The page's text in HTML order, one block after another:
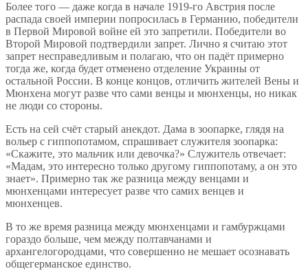
Более того — даже когда в начале 1919-го Австрия после
распада своей империи попросилась в Германию, победители
в Первой Мировой войне ей это запретили. Победители во
Второй Мировой подтвердили запрет. Лично я считаю этот
запрет несправедливым и полагаю, что он падёт примерно
тогда же, когда будет отменено отделение Украины от
остальной России. В конце концов, отличить жителей Вены и
Мюнхена могут разве что сами венцы и мюнхенцы, но никак
не люди со стороны.
Есть на сей счёт старый анекдот. Дама в зоопарке, глядя на
вольер с гиппопотамом, спрашивает служителя зоопарка:
«Скажите, это мальчик или девочка?» Служитель отвечает:
«Мадам, это интересно только другому гиппопотаму, а он это
знает». Примерно так же разница между венцами и
мюнхенцами интересует разве что самих венцев и
мюнхенцев.
В то же время разница между мюнхенцами и гамбуржцами
гораздо больше, чем между полтавчанами и
архангелогородцами, что совершенно не мешает осознавать
общегерманское единство.